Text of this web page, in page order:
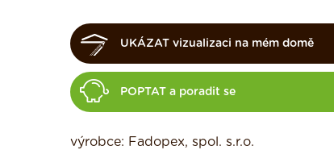
UKÁZAT vizualizaci na mém domě
POPTAT a poradit se
výrobce: Fadopex, spol. s.r.o.